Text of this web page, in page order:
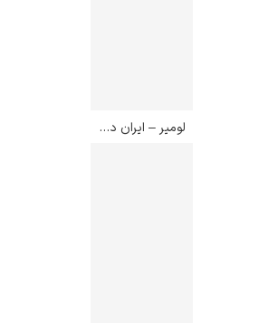
لومیر – ایران درودی